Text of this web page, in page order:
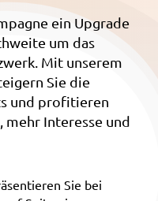
ein Upgrade
um das
Mit unserem
Sie die
und profitieren
Interesse und
Sie bei